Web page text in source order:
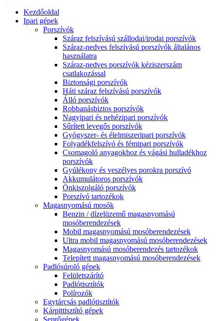
Kezdőoldal
Ipari gépek
Porszívók
Száraz felszívású szállodai/irodai porszívók
Száraz-nedves felszívású porszívók általános
használatra
Száraz-nedves porszívók kéziszerszám
csatlakozással
Biztonsági porszívók
Háti száraz felszívású porszívók
Álló porszívók
Robbanásbiztos porszívók
Nagyipari és nehézipari porszívók
Sűrített levegős porszívók
Gyógyszer- és élelmiszeripari porszívók
Folyadékfelszívó és fémipari porszívók
Csomagoló anyagokhoz és vágási hulladékhoz
porszívók
Gyúlékony és veszélyes porokra porszívó
Akkumulátoros porszívók
Önkiszolgáló porszívók
Porszívó tartozékok
Magasnyomású mosók
Benzin / dízelüzemű magasnyomású
mosóberendezések
Mobil magasnyomású mosóberendezések
Ultra mobil magasnyomású mosóberendezések
Magasnyomású mosóberendezés tartozékok
Telepített magasnyomású mosóberendezések
Padlósúroló gépek
Felületszárító
Padlótisztítók
Polírozók
Egytárcsás padlótisztítók
Kárpittisztító gépek
Seprőgépek